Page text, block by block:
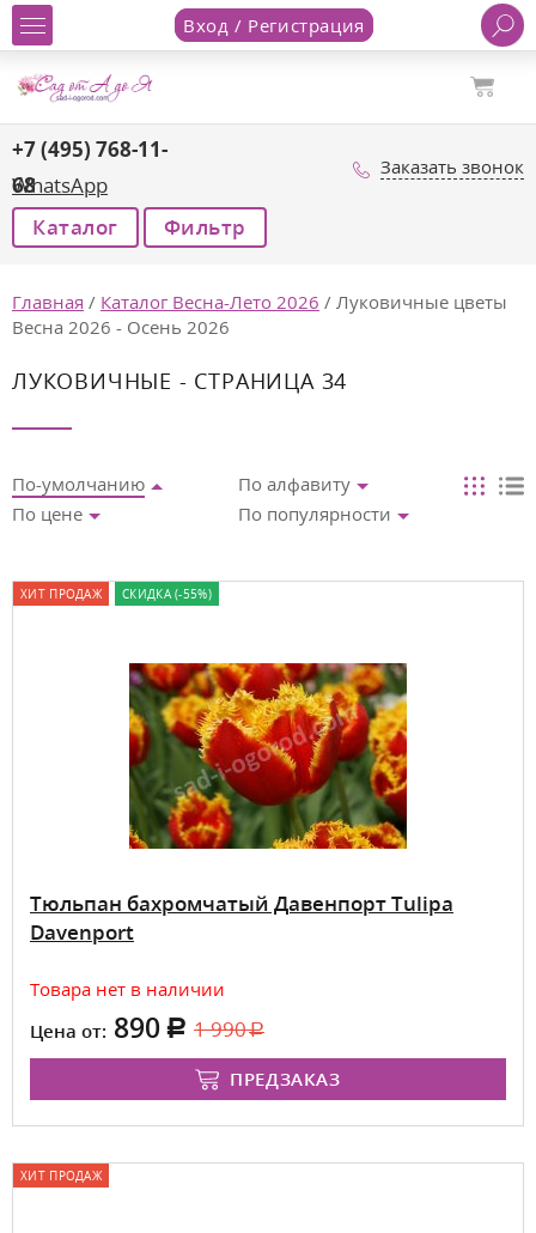
Вход / Регистрация
+7 (495) 768-11-
68
WhatsApp
Заказать звонок
Каталог Фильтр
Главная / Каталог Весна-Лето 2026 / Луковичные цветы
Весна 2026 - Осень 2026
ЛУКОВИЧНЫЕ - СТРАНИЦА 34
По-умолчанию
По алфавиту
По цене
По популярности
ХИТ ПРОДАЖ СКИДКА (-55%)
Тюльпан бахромчатый Давенпорт Tulipa
Davenport
Товара нет в наличии
Цена от: 890 1 990
ПРЕДЗАКАЗ
ХИТ ПРОДАЖ